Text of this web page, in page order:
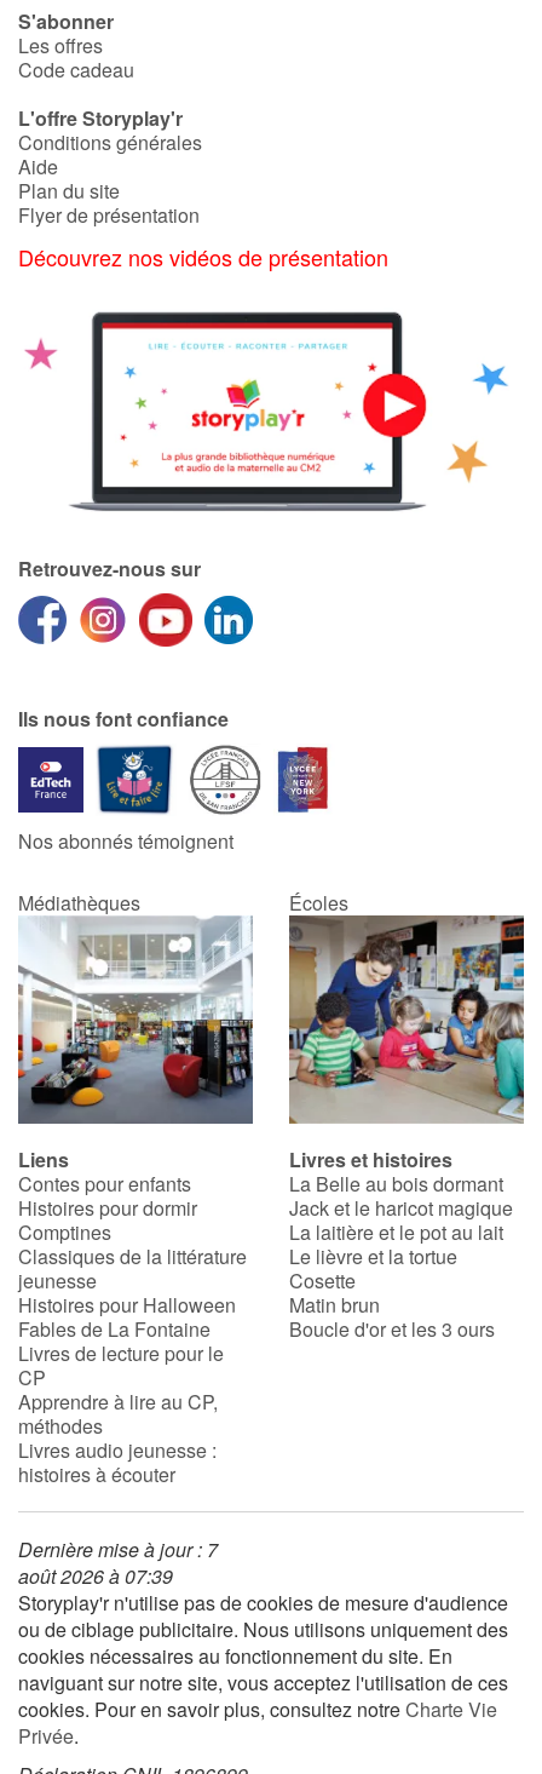
S'abonner
Les offres
Code cadeau
L'offre Storyplay'r
Conditions générales
Aide
Plan du site
Flyer de présentation
Découvrez nos vidéos de présentation
Retrouvez-nous sur
Ils nous font confiance
Nos abonnés témoignent
Médiathèques Écoles
Liens
Contes pour enfants
Histoires pour dormir
Comptines
Classiques de la littérature
jeunesse
Histoires pour Halloween
Fables de La Fontaine
Livres de lecture pour le
CP
Apprendre à lire au CP,
méthodes
Livres audio jeunesse :
histoires à écouter
Livres et histoires
La Belle au bois dormant
Jack et le haricot magique
La laitière et le pot au lait
Le lièvre et la tortue
Cosette
Matin brun
Boucle d'or et les 3 ours
Dernière mise à jour : 7
août 2026 à 07:39
Storyplay'r n'utilise pas de cookies de mesure d'audience
ou de ciblage publicitaire. Nous utilisons uniquement des
cookies nécessaires au fonctionnement du site. En
naviguant sur notre site, vous acceptez l'utilisation de ces
cookies. Pour en savoir plus, consultez notreCharte Vie
Privée.